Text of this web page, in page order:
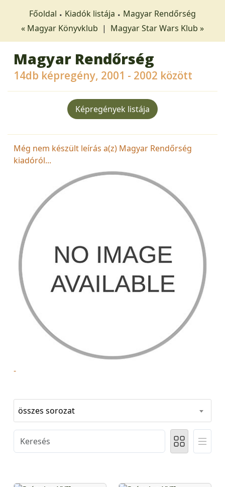
Főoldal Kiadók listája
Magyar Rendőrség
« Magyar Könyvklub | Magyar Star Wars Klub »
Magyar Rendőrség
14db képregény, 2001 - 2002 között
Képregények listája
Még nem készült leírás a(z) Magyar Rendőrség
kiadóról...
-
összes sorozat